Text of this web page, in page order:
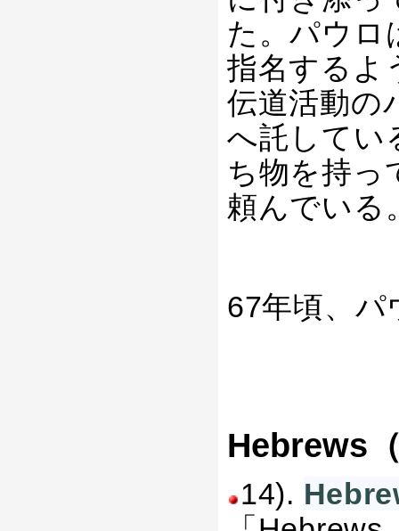
た。パウロ
指名するよ
伝道活動の
へ託してい
ち物を持っ
頼んでいる
67年頃、パ
Hebrews
14).